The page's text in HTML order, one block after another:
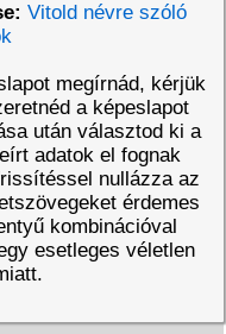
Vitold névre szóló
megírnád, kérjük
a képeslapot
után választod ki a
adatok el fognak
nullázza az
érdemes
kombinációval
esetleges véletlen